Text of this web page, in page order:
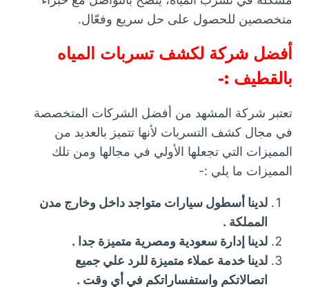
متخصصين للحصول على حل سريع وفعّال.
أفضل شركة لكشف تسربات المياه
بالقطيف :-
تعتبر شركة المشهد من أفضل الشركات المتخصصة
في مجال كشف التسربات لأنها تتميز بالعديد من
المميزات التي تجعلها الأولي في مجالها ومن تلك
المميزات ما يلي :-
لدينا أسطول سيارات متواجد داخل وخارج مدن
المملكة .
لدينا إدارة سعودية ومصرية متميزة جدا .
لدينا خدمة عملاء متميزة للرد علي جميع
اتصالاتكم واستفساراتكم في أي وقت .